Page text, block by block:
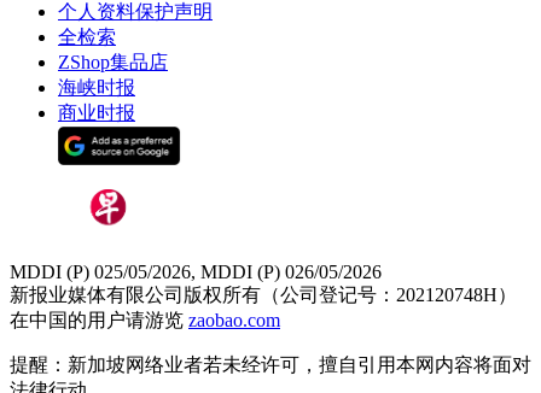
个人资料保护声明
全检索
ZShop集品店
海峡时报
商业时报
MDDI (P) 025/05/2026, MDDI (P) 026/05/2026
新报业媒体有限公司版权所有（公司登记号：202120748H）
在中国的用户请游览 zaobao.com
提醒：新加坡网络业者若未经许可，擅自引用本网内容将面对